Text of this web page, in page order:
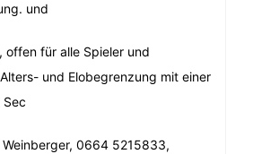
und
, offen für alle Spieler und
und Elobegrenzung mit einer
0664 5215833,